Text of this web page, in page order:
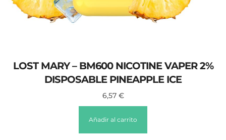
LOST MARY – BM600 NICOTINE VAPER 2%
DISPOSABLE PINEAPPLE ICE
6,57 €
Añadir al carrito